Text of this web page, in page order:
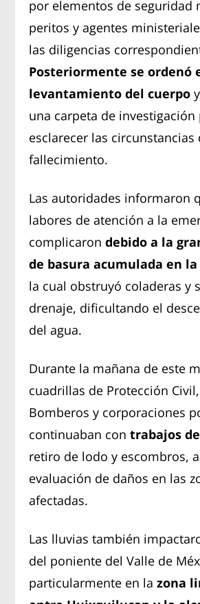
por elementos de seguridad
peritos y agentes
las diligencias
Posteriormente se ordenó
levantamiento del cuerpo
una carpeta de investigación
esclarecer las circunstancias
fallecimiento.
Las autoridades informaron
labores de atención a la
complicarondebido a la
de basura acumulada en
la cual obstruyó coladeras y
drenaje, dificultando el
del agua.
Durante la mañana de este
cuadrillas de Protección
Bomberos y corporaciones
continuaban contrabajos
retiro de lodo y escombros,
evaluación de daños en las
afectadas.
Las lluvias también
del poniente del Valle de
particularmente en la zona